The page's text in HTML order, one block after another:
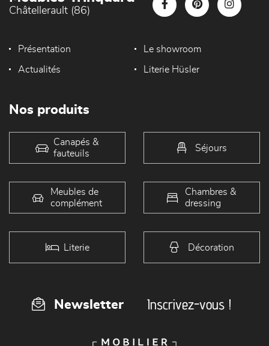
Châtellerault (86)
Présentation Le showroom
Actualités Literie Hüsler
Nos produits
Canapés &
fauteuils
Séjours
Meubles de
complément
Chambres &
dressing
Literie Décoration
Newsletter Inscrivez-vous !